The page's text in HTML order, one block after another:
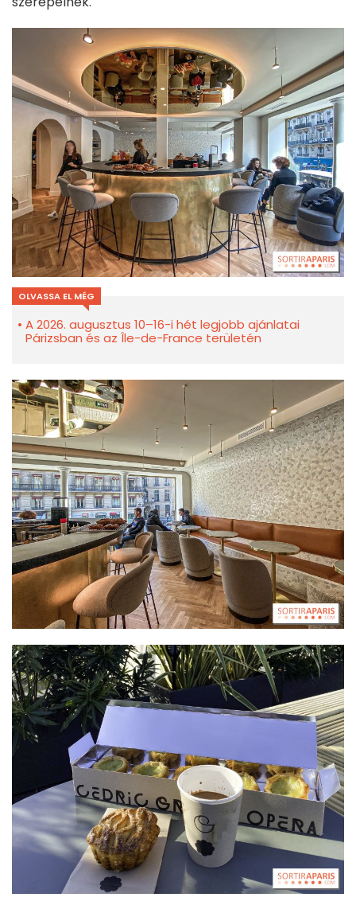
OLVASSA EL MÉG
A 2026. augusztus 10–16-i hét legjobb ajánlatai
Párizsban és az Île-de-France területén